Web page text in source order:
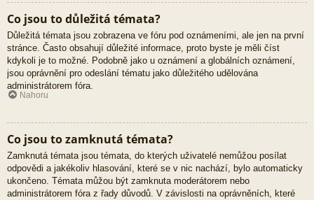
Co jsou to důležitá témata?
Důležitá témata jsou zobrazena ve fóru pod oznámeními, ale jen na první
stránce. Často obsahují důležité informace, proto byste je měli číst
kdykoli je to možné. Podobně jako u oznámení a globálních oznámení,
jsou oprávnění pro odeslání tématu jako důležitého udělována
administrátorem fóra.
Nahoru
Co jsou to zamknutá témata?
Zamknutá témata jsou témata, do kterých uživatelé nemůžou posílat
odpovědi a jakékoliv hlasování, které se v nic nachází, bylo automaticky
ukončeno. Témata můžou být zamknuta moderátorem nebo
administrátorem fóra z řady důvodů. V závislosti na oprávněních, které